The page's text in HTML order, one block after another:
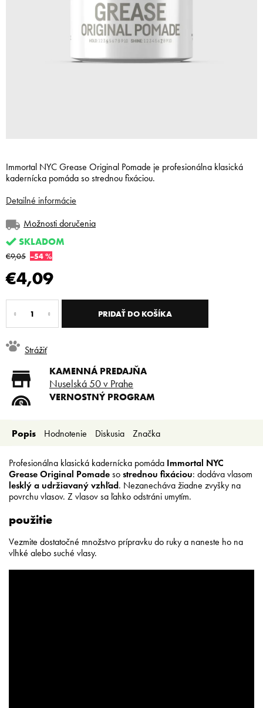
€9,05 –54 %
€4,09
Jednotková
cena:
SKLADOM
Možnosti doručenia
PRIDAŤ DO KOŠÍKA
Immortal NYC Grease Original Pomade je profesionálna klasická
kadernícka pomáda so strednou fixáciou.
Detailné informácie
Strážiť
KAMENNÁ PREDAJŇA
Nuselská 50 v Prahe
VERNOSTNÝ PROGRAM
Doprava zadarmo od 80 €
Nízke ceny pre holičov a
kaderníkov
Popis Hodnotenie Diskusia Značka
Profesionálna klasická kadernícka pomáda Immortal NYC
Grease Original Pomade so strednou fixáciou: dodáva vlasom
lesklý a udržiavaný vzhľad. Nezanecháva žiadne zvyšky na
povrchu vlasov. Z vlasov sa ľahko odstráni umytím.
použitie
Vezmite dostatočné množstvo prípravku do ruky a naneste ho na
vlhké alebo suché vlasy.